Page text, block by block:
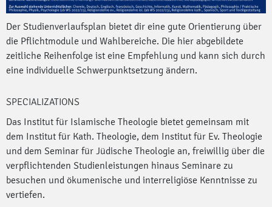
Der Studienverlaufsplan bietet dir eine gute Orientierung über
die Pflichtmodule und Wahlbereiche. Die hier abgebildete
zeitliche Reihenfolge ist eine Empfehlung und kann sich durch
eine individuelle Schwerpunktsetzung ändern.
SPECIALIZATIONS
Das Institut für Islamische Theologie bietet gemeinsam mit
dem Institut für Kath. Theologie, dem Institut für Ev. Theologie
und dem Seminar für Jüdische Theologie an, freiwillig über die
verpflichtenden Studienleistungen hinaus Seminare zu
besuchen und ökumenische und interreligiöse Kenntnisse zu
vertiefen.